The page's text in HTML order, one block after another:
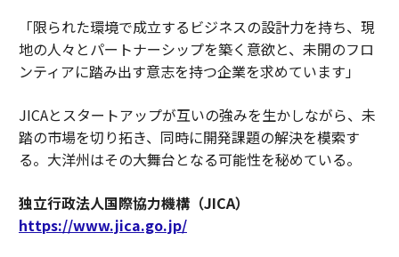
「限られた環境で成立するビジネスの設計力を持ち、現
地の人々とパートナーシップを築く意欲と、未開のフロ
ンティアに踏み出す意志を持つ企業を求めています」
JICAとスタートアップが互いの強みを生かしながら、未
踏の市場を切り拓き、同時に開発課題の解決を模索す
る。大洋州はその大舞台となる可能性を秘めている。
独立行政法人国際協力機構（JICA）
https://www.jica.go.jp/